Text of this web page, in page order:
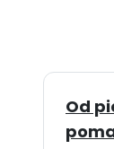
Od